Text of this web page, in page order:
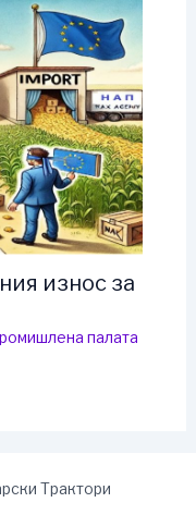
износ за
палaта
Трактори